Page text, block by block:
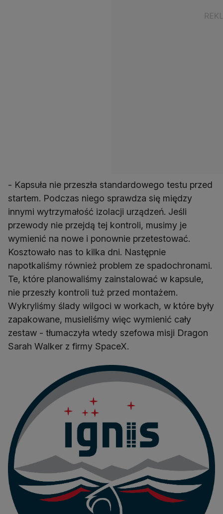
- Kapsuła nie przeszła standardowego testu przed
startem. Podczas niego sprawdza się między
innymi wytrzymałość izolacji urządzeń. Jeśli
przewody nie przejdą tej kontroli, musimy je
wymienić na nowe i ponownie przetestować.
Kosztowało nas to kilka dni. Następnie
napotkaliśmy również problem ze spadochronami.
Te, które planowaliśmy zainstalować w kapsule,
nie przeszły kontroli tuż przed montażem.
Wykryliśmy ślady wilgoci w workach, w które były
zapakowane, musieliśmy więc wymienić cały
zestaw - tłumaczyła wtedy szefowa misji Dragon
Sarah Walker z firmy SpaceX.